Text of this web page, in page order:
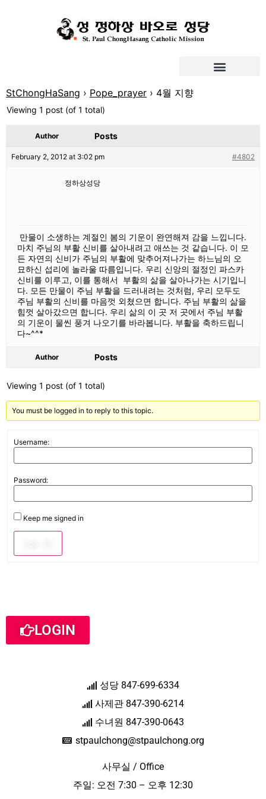
StChongHaSang › Pope_prayer › 4월 지향
Viewing 1 post (of 1 total)
Author Posts
February 2, 2012 at 3:02 pm #4802
정하상성당
만물이 소생하는 계절인 봄의 기운이 완연해져 감을 느낍니다.
마치 주님의 부활 신비를 살아내려고 애쓰는 것 같습니다. 이 모
든 자연의 신비가 주님의 부활에 맞추어져나가는 하느님의 오
묘하신 섭리에 놀라울 따름입니다. 우리 신앙의 절정인 파스카
신비를 이루고, 이를 통해서 부활의 삶을 살아나가는 시기입니
다. 모든 만물이 주님 부활을 드러내려는 것처럼, 우리 모두도
주님 부활의 신비를 마음껏 외쳤으면 합니다. 주님 부활의 삶을
힘껏 살아갔으면 합니다. 우리 삶의 이 곳 저 곳에서 주님 부활
의 기운이 물씬 풍겨 나오기를 바라봅니다. 부활을 축하드립니
다~^^*
Author Posts
Viewing 1 post (of 1 total)
You must be logged in to reply to this topic.
Username:
Password:
Keep me signed in
LOGIN
성당 847-699-6334
사제관 847-390-6214
수녀원 847-390-0643
stpaulchong@stpaulchong.org
사무실 / Office
주일: 오전 7:30 – 오후 12:30